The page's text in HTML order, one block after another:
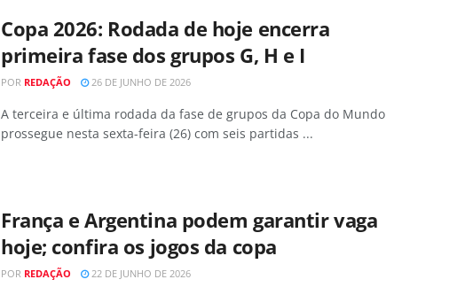
Copa 2026: Rodada de hoje encerra
primeira fase dos grupos G, H e I
POR REDAÇÃO 26 DE JUNHO DE 2026
A terceira e última rodada da fase de grupos da Copa do Mundo
prossegue nesta sexta-feira (26) com seis partidas ...
França e Argentina podem garantir vaga
hoje; confira os jogos da copa
POR REDAÇÃO 22 DE JUNHO DE 2026